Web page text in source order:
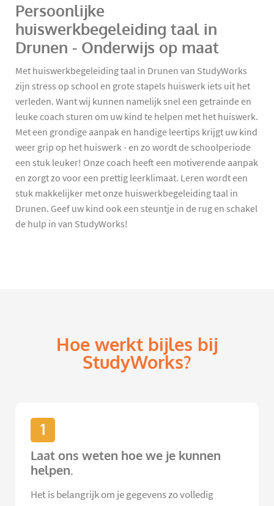
Persoonlijke
huiswerkbegeleiding taal in
Drunen - Onderwijs op maat
Met huiswerkbegeleiding taal in Drunen van StudyWorks
zijn stress op school en grote stapels huiswerk iets uit het
verleden. Want wij kunnen namelijk snel een getrainde en
leuke coach sturen om uw kind te helpen met het huiswerk.
Met een grondige aanpak en handige leertips krijgt uw kind
weer grip op het huiswerk - en zo wordt de schoolperiode
een stuk leuker! Onze coach heeft een motiverende aanpak
en zorgt zo voor een prettig leerklimaat. Leren wordt een
stuk makkelijker met onze huiswerkbegeleiding taal in
Drunen. Geef uw kind ook een steuntje in de rug en schakel
de hulp in van StudyWorks!
Hoe werkt bijles bij
StudyWorks?
1
Laat ons weten hoe we je kunnen
helpen.
Het is belangrijk om je gegevens zo volledig